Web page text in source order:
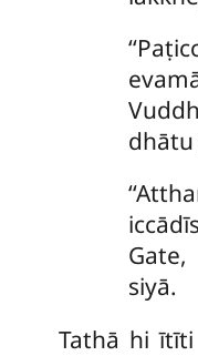
Gate,
siyā.
Tathā hi